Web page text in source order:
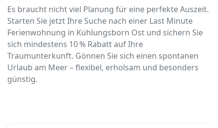
Es braucht nicht viel Planung für eine perfekte Auszeit.
Starten Sie jetzt Ihre Suche nach einer Last Minute
Ferienwohnung in Kühlungsborn Ost und sichern Sie
sich mindestens 10 % Rabatt auf Ihre
Traumunterkunft. Gönnen Sie sich einen spontanen
Urlaub am Meer – flexibel, erholsam und besonders
günstig.